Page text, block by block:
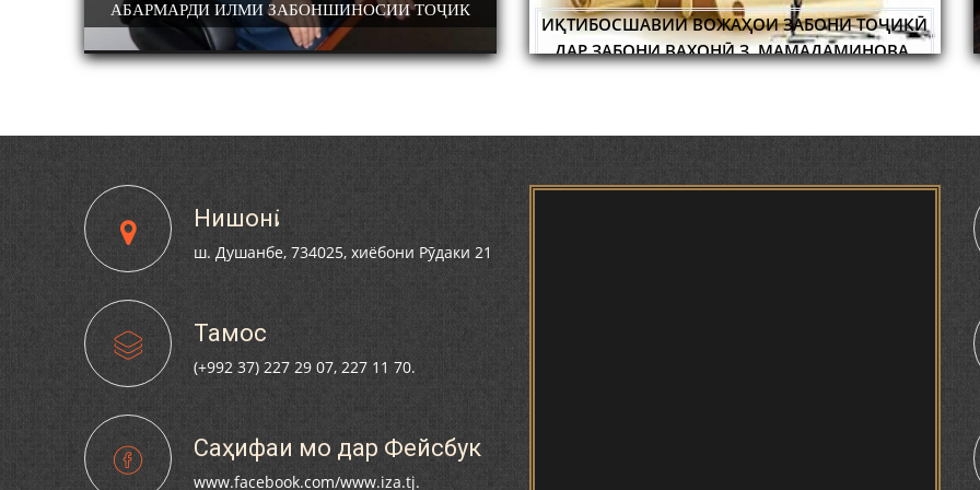
ДОНИШМАНДИ ҲУНАРМАНД ВА ҲУНАРМАНДИ
ДОНИШМАНД
САРНАВИШТИ ЯК ХАЛҚ САДРИДДИН АЙНӢ
УСТОД
ТАҲҚИҚ ВА РАМЗКУШОИИ БАРХЕ АЗ ВОЖАҲОИ
ҶУҒРОФИИ ВАРЗОБ (ДАР АСОСИ МАВОДИ
ЭЪТИРОФ
РӮДАКИИ
СОЛАГИИ
РӮДАКӢ
КОНФЕРЕНСИЯИ ИЛМИЮ АМАЛӢ БАХШИДА БА
100-СОЛАГИИ ШОИРИ ХАЛҚИИ ТОҶИКИСТОН
АМИНҶОН ШУКУҲӢ
НИШАСТИ НАВБАТИИ МАҲФИЛИ ИЛМӢ -
НАЗАРИИ "СУХАНСАНҶӢ" БАРГУЗОР ГАРДИД.
Нишонӣ
ш. Душанбе, 734025, хиёбони Рӯдаки 21
Тамос
(+992 37) 227 29 07, 227 11 70.
Саҳифаи мо дар Фейсбук
www.facebook.com/www.iza.tj.